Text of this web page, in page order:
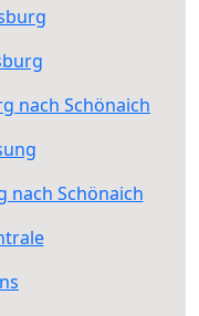
nach Schönaich
nach Schönaich